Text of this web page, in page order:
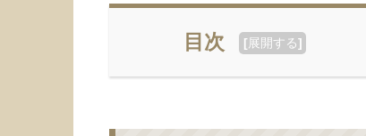
目次 [展開する]